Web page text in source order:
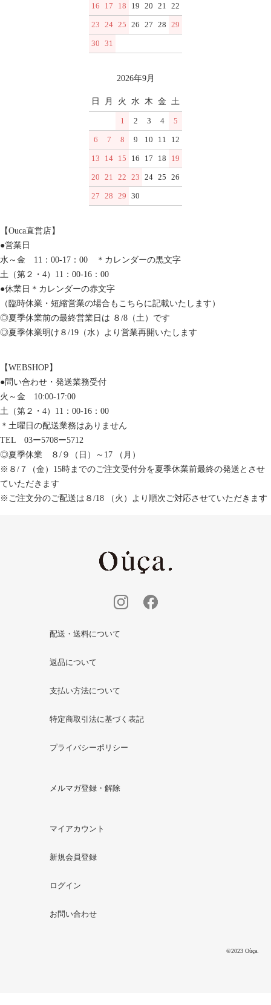
16 17 18 19 20 21 22
23 24 25 26 27 28 29
30 31
2026年9月
日 月 火 水 木 金 土
1 2 3 4 5
6 7 8 9 10 11 12
13 14 15 16 17 18 19
20 21 22 23 24 25 26
27 28 29 30
【Ouca直営店】
●営業日
水～金 11：00-17：00 ＊カレンダーの黒文字
土（第２・4）11：00-16：00
●休業日＊カレンダーの赤文字
（臨時休業・短縮営業の場合もこちらに記載いたします）
◎夏季休業前の最終営業日は ８/8（土）です
◎夏季休業明け８/19（水）より営業再開いたします
【WEBSHOP】
●問い合わせ・発送業務受付
火～金 10:00-17:00
土（第２・4）11：00-16：00
＊土曜日の配送業務はありません
TEL 03ー5708ー5712
◎夏季休業 ８/９（日）～17 （月）
※８/７（金）15時までのご注文受付分を夏季休業前最終の発送とさせ
ていただきます
※ご注文分のご配送は８/18 （火）より順次ご対応させていただきます
配送・送料について
返品について
支払い方法について
特定商取引法に基づく表記
プライバシーポリシー
メルマガ登録・解除
マイアカウント
新規会員登録
ログイン
お問い合わせ
©2023 Oùça.